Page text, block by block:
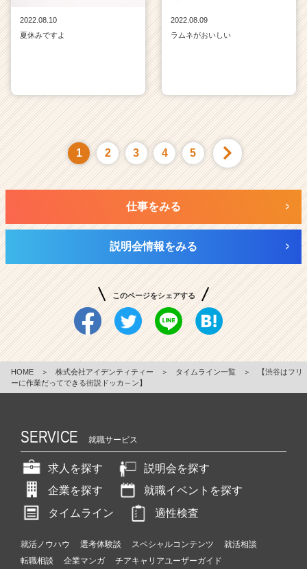
2022.08.10
夏休みですよ
2022.08.09
ラムネがおいしい
1 2 3 4 5
仕事をみる
説明会情報をみる
このページをシェアする
HOME ＞ 株式会社アイデンティティー ＞ タイムライン一覧 ＞
【渋谷はフリ
ーに作業だってできる街説ドッカ～ン】
SERVICE 就職サービス
求人を探す
説明会を探す
企業を探す
就職イベントを探す
タイムライン
適性検査
就活ノウハウ 選考体験談 スペシャルコンテンツ
就活相談
転職相談
企業マンガ チアキャリアユーザーガイド